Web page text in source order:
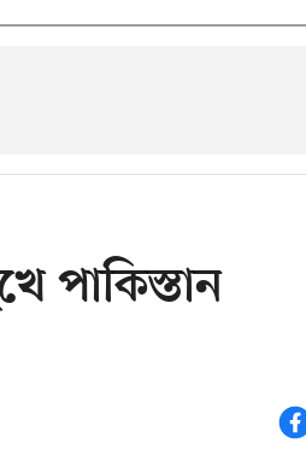
পাকিস্তান